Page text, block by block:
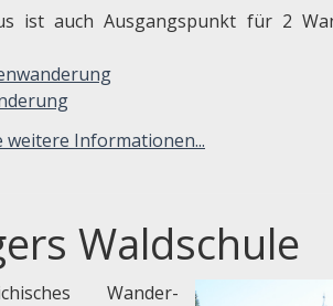
ist auch Ausgangspunkt für 2
weitere Informationen...
Waldschule
Wander-